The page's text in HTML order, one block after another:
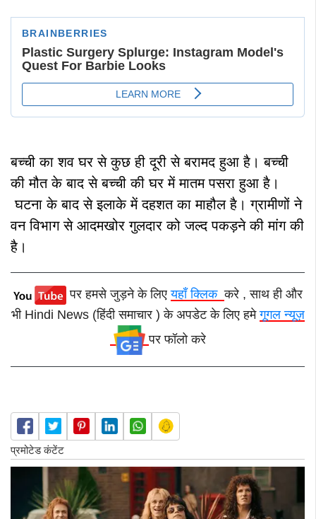
बच्ची का शव घर से कुछ ही दूरी से बरामद हुआ है। बच्ची
की मौत के बाद से बच्ची की घर में मातम पसरा हुआ है।
घटना के बाद से इलाके में दहशत का माहौल है।ग्रामीणों ने
वन विभाग से आदमखोर गुलदार को जल्द पकड़ने की मांग की
है।
पर हमसे जुड़ने के लिएयहाँ क्लिककरे , साथ ही और
भी Hindi News (हिंदी समाचार ) के अपडेट के लिए हमेगूगल न्यूज़
पर फॉलो करे